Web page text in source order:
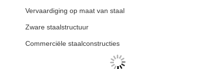
Vervaardiging op maat van staal
Zware staalstructuur
Commerciële staalconstructies